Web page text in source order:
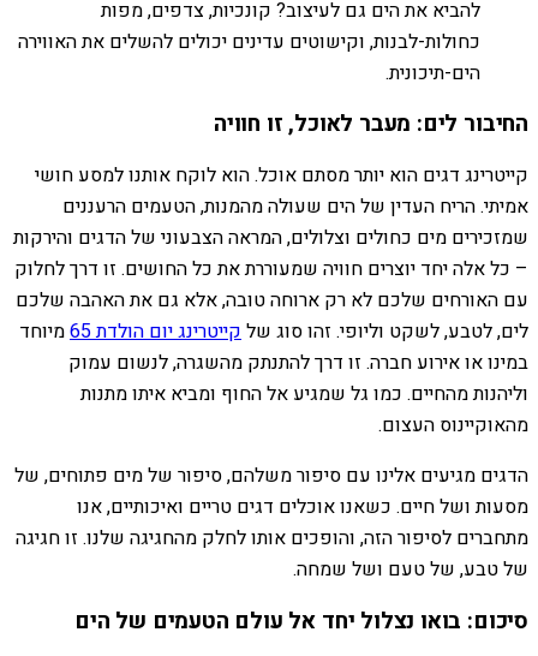
להביא את הים גם לעיצוב? קונכיות, צדפים, מפות
כחולות-לבנות, וקישוטים עדינים יכולים להשלים את האווירה
הים-תיכונית.
החיבור לים: מעבר לאוכל, זו חוויה
קייטרינג דגים הוא יותר מסתם אוכל. הוא לוקח אותנו למסע חושי
אמיתי. הריח העדין של הים שעולה מהמנות, הטעמים הרעננים
שמזכירים מים כחולים וצלולים, המראה הצבעוני של הדגים והירקות
– כל אלה יחד יוצרים חוויה שמעוררת את כל החושים. זו דרך לחלוק
עם האורחים שלכם לא רק ארוחה טובה, אלא גם את האהבה שלכם
לים, לטבע, לשקט וליופי. זהו סוג שלקייטרינג יום הולדת 65
מיוחד
במינו או אירוע חברה. זו דרך להתנתק מהשגרה, לנשום עמוק
וליהנות מהחיים. כמו גל שמגיע אל החוף ומביא איתו מתנות
מהאוקיינוס העצום.
הדגים מגיעים אלינו עם סיפור משלהם, סיפור של מים פתוחים, של
מסעות ושל חיים. כשאנו אוכלים דגים טריים ואיכותיים, אנו
מתחברים לסיפור הזה, והופכים אותו לחלק מהחגיגה שלנו. זו חגיגה
של טבע, של טעם ושל שמחה.
סיכום: בואו נצלול יחד אל עולם הטעמים של הים